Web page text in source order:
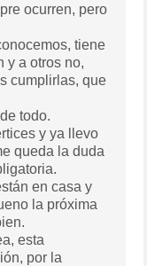
ocurren, pero
tiene
y a otros no,
cumplirlas, que
todo.
y ya llevo
queda la duda
en casa y
la próxima
esta
por la